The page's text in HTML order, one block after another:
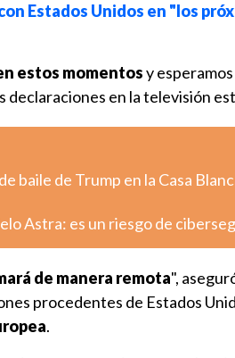
Estados Unidos en "los
estos momentosy
declaraciones en la televisión
baile de Trump en la Casa
Astra: es un riesgo de
de manera remota",
procedentes de Estados
.